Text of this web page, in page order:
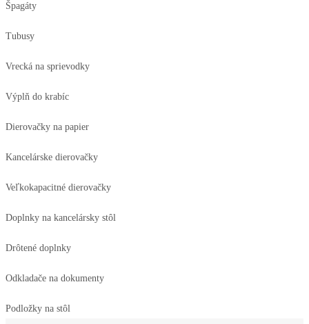
Špagáty
Tubusy
Vrecká na sprievodky
Výplň do krabíc
Dierovačky na papier
Kancelárske dierovačky
Veľkokapacitné dierovačky
Doplnky na kancelársky stôl
Drôtené doplnky
Odkladače na dokumenty
Podložky na stôl